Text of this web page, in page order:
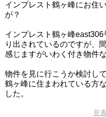
インプレスト鶴ヶ峰にお住
が？
インプレスト鶴ヶ峰
り出されているのですが、
感じますがいわく付き物件
物件を見に行こうか検討し
鶴ヶ峰に住まわれている方
した。
非